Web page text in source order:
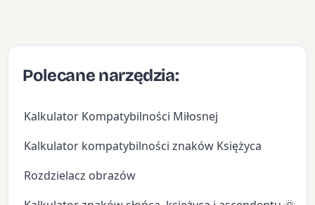
Polecane narzędzia:
Kalkulator Kompatybilności Miłosnej
Kalkulator kompatybilności znaków Księżyca
Rozdzielacz obrazów